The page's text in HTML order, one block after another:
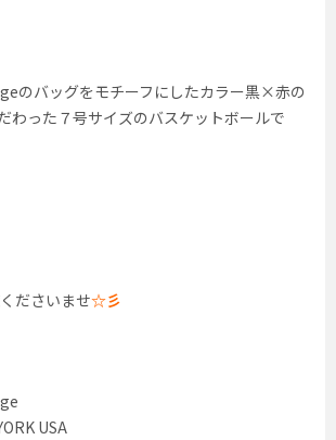
のバッグをモチーフにしたカラー黒×赤の
わった７号サイズのバスケットボールで
ださいませ☆彡
USA